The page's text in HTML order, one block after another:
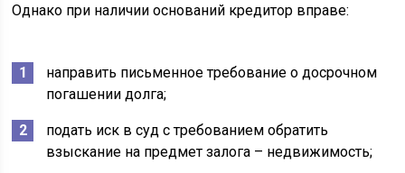
Однако при наличии оснований кредитор вправе:
направить письменное требование о досрочном
погашении долга;
подать иск в суд с требованием обратить
взыскание на предмет залога – недвижимость;